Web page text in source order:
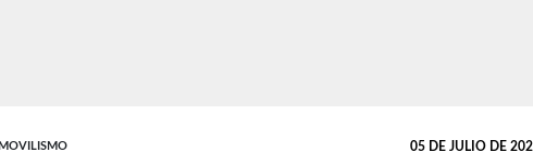
05 DE JULIO DE